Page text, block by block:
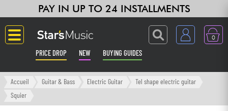
PAY IN UP TO 24 INSTALLMENTS
0
PRICE DROP NEW BUYING GUIDES
Langue
Accueil Guitar & Bass Electric Guitar
Tel shape electric guitar
Squier